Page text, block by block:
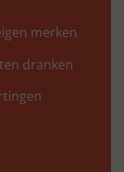
merken
dranken